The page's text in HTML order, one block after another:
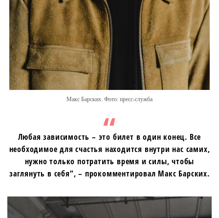
Макс Барских. Фото: пресс-служба
Любая зависимость – это билет в один конец. Все
необходимое для счастья находится внутри нас самих,
нужно только потратить время и силы, чтобы
заглянуть в себя”, – прокомментировал Макс Барских.